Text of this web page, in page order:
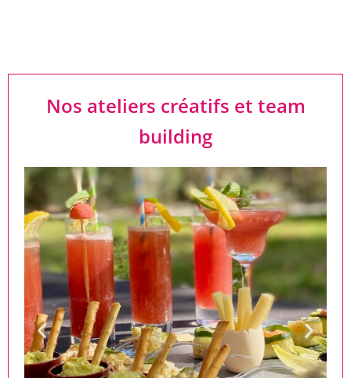
Nos ateliers créatifs et team
building